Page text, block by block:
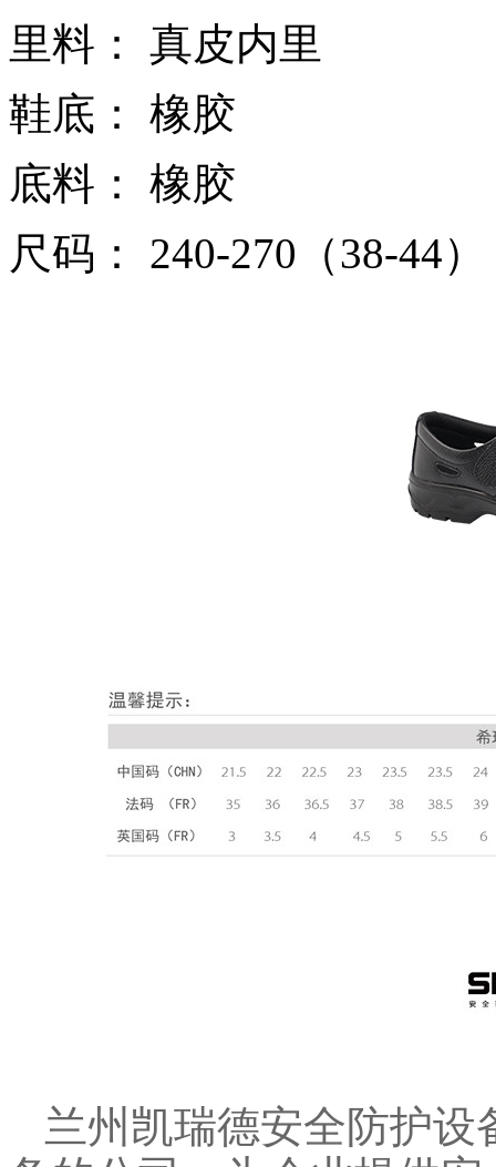
里料： 真皮内里
鞋底： 橡胶
底料： 橡胶
尺码： 240-270（38-44）
兰州凯瑞德安全防护